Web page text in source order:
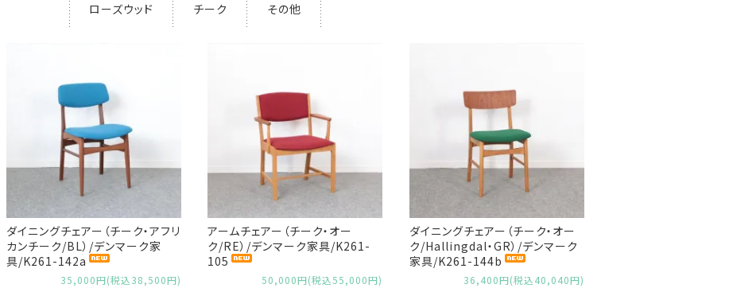
ローズウッド チーク その他
ダイニングチェアー（チーク・アフリ
カンチーク/BL）/デンマーク家
具/K261-142a
35,000円(税込38,500円)
アームチェアー（チーク・オー
ク/RE）/デンマーク家具/K261-
105
50,000円(税込55,000円)
ダイニングチェアー（チーク・オー
ク/Hallingdal・GR）/デンマーク
家具/K261-144b
36,400円(税込40,040円)